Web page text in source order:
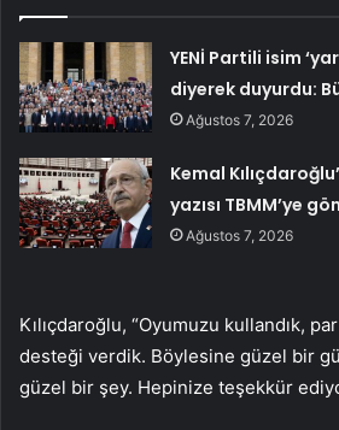
YENİ Partili isim
diyerek duyurdu:
Ağustos 7, 2026
Kemal
yazısı TBMM’ye
Ağustos 7, 2026
Kılıçdaroğlu, “Oyumuzu kullandık,
desteği verdik. Böylesine güzel bir
güzel bir şey. Hepinize teşekkür